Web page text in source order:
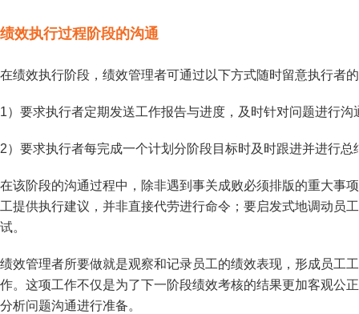
绩效执行过程阶段的沟通
在绩效执行阶段，绩效管理者可通过以下方式随时留意执行者
1）要求执行者定期发送工作报告与进度，及时针对问题进行沟
2）要求执行者每完成一个计划分阶段目标时及时跟进并进行总
在该阶段的沟通过程中，除非遇到事关成败必须排版的重大事
工提供执行建议，并非直接代劳进行命令；要启发式地调动员
试。
绩效管理者所要做就是观察和记录员工的绩效表现，形成员工
作。这项工作不仅是为了下一阶段绩效考核的结果更加客观公
分析问题沟通进行准备。